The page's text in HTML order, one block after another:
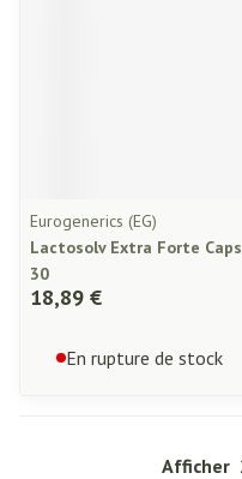
Eurogenerics (EG)
Lactosolv Extra Forte Caps
30
18,89 €
En rupture de stock
Afficher